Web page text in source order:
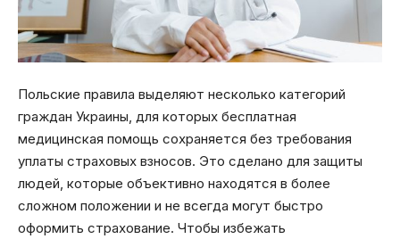
Польские правила выделяют несколько категорий
граждан Украины, для которых бесплатная
медицинская помощь сохраняется без требования
уплаты страховых взносов. Это сделано для защиты
людей, которые объективно находятся в более
сложном положении и не всегда могут быстро
оформить страхование. Чтобы избежать